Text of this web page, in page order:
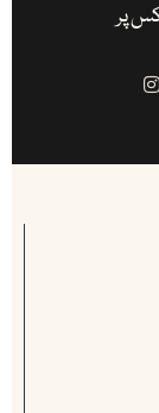
پر